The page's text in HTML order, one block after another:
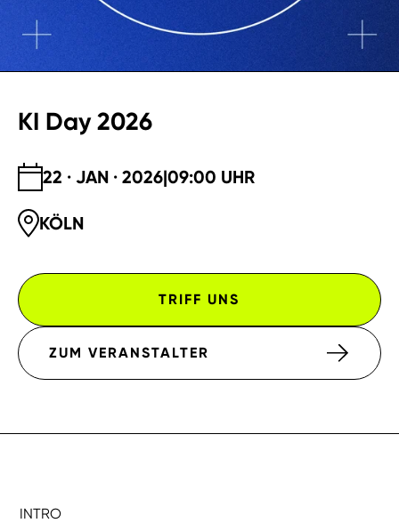
KI Day 2026
22 · JAN · 2026|09:00 UHR
KÖLN
TRIFF UNS
ZUM VERANSTALTER
INTRO